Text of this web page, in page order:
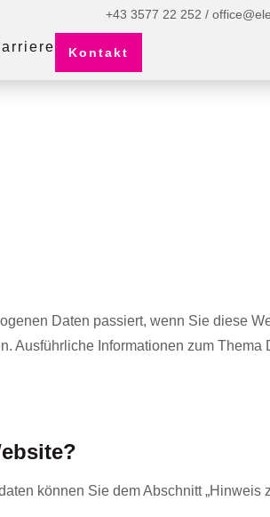
+43 3577 22 252 /
Kontakt
Daten passiert, wenn Sie diese
Ausführliche Informationen zum Thema
können Sie dem Abschnitt „Hinweis